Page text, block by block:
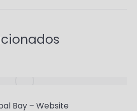
Bay – Website